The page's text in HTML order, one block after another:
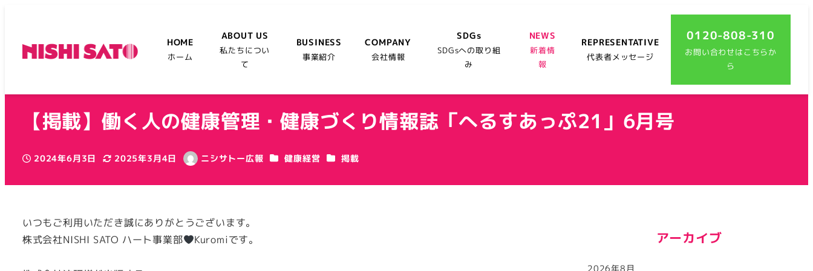
HOME
ホーム
ABOUT US
私たちについ
て
BUSINESS
事業紹介
COMPANY
会社情報
SDGs
SDGsへの取り組
み
NEWS
新着情
報
REPRESENTATIVE
代表者メッセージ
0120-808-310
お問い合わせはこちらか
ら
【掲載】働く人の健康管理・健康づくり情報誌「へるすあっぷ21」6月号
投稿日
2024年6月3日
更新日
2025年3月4日
著
ニシサトー広報 カテゴリー
健康経営 カテゴリー
掲載
いつもご利用いただき誠にありがとうございます。
株式会社NISHI SATO ハート事業部
Kuromiです。 アーカイブ
2026年8月